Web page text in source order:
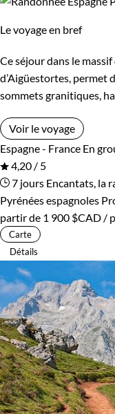
Le voyage en bref
Ce séjour dans le
d’Aigüestortes, permet
sommets granitiques,
Voir le voyage
Espagne - France En
4,20 / 5
7 jours Encantats, la
Pyrénées espagnoles
partir de 1 900 $CAD /
Carte
Détails